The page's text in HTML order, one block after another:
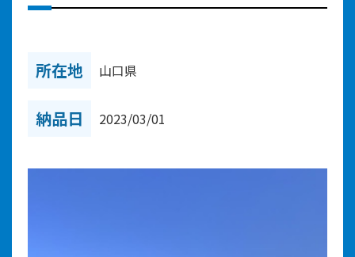
所在地 山口県
納品日 2023/03/01